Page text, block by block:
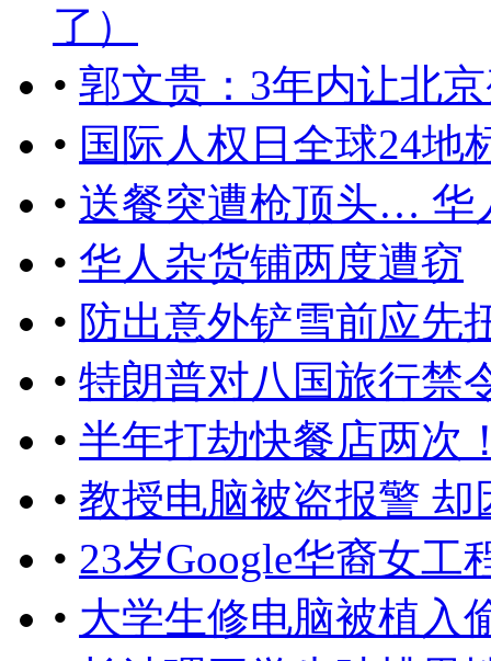
了）
• 郭文贵：3年内让北
• 国际人权日全球24地
• 送餐突遭枪顶头… 华
• 华人杂货铺两度遭窃
• 防出意外铲雪前应先
• 特朗普对八国旅行禁
• 半年打劫快餐店两次
• 教授电脑被盗报警
• 23岁Google华裔女工
• 大学生修电脑被植入